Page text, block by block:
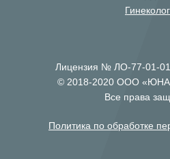
Лицензия № ЛО-77-01-
© 2018-2020 ООО
Все права
Политика по обработке